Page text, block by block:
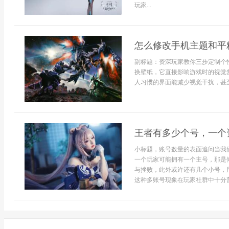
玩家...
怎么修改手机主题和
副标题：资深玩家教你三步定制
换壁纸，它直接影响游戏时的视
人习惯的界面能减少视觉干扰，
王者有多少个号，一
小标题，账号数量的表面追问当
一个玩家可能拥有一个主号，那
与挫败，此外或许还有几个小号
这种多账号现象在玩家社群中十分